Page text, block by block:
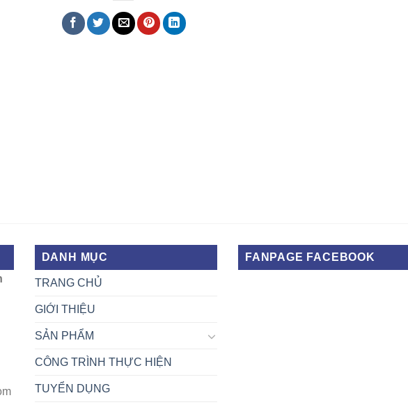
DANH MỤC
TRANG CHỦ
GIỚI THIỆU
SẢN PHẨM
CÔNG TRÌNH THỰC HIỆN
TUYỂN DỤNG
FANPAGE FACEBOOK